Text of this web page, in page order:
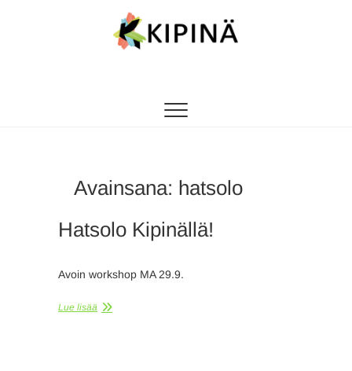
Avainsana: hatsolo
Hatsolo Kipinällä!
Avoin workshop MA 29.9.
Lue lisää